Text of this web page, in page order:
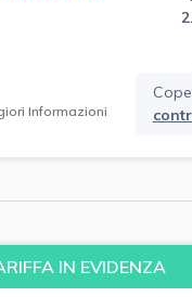
Informazioni
IN EVIDENZA